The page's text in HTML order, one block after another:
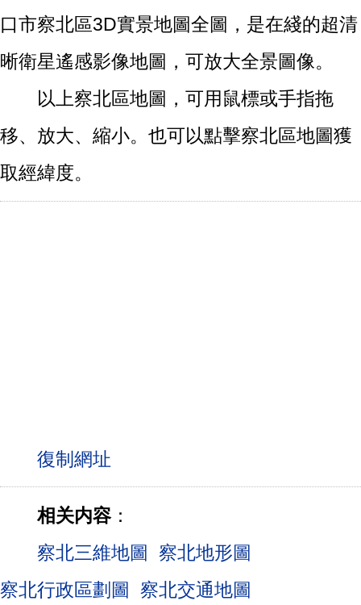
口市察北區3D實景地圖全圖，是在綫的超清
晰衛星遙感影像地圖，可放大全景圖像。
以上察北區地圖，可用鼠標或手指拖
移、放大、縮小。也可以點擊察北區地圖獲
取經緯度。
相关内容：
察北三維地圖 察北地形圖
察北行政區劃圖 察北交通地圖